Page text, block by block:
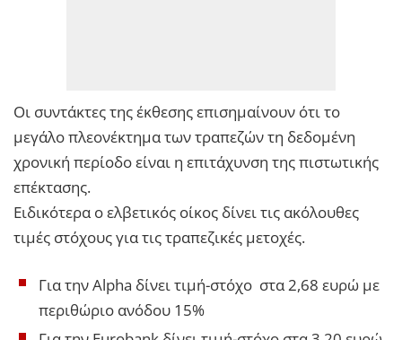
Οι συντάκτες της έκθεσης επισημαίνουν ότι το
μεγάλο πλεονέκτημα των τραπεζών τη δεδομένη
χρονική περίοδο είναι η επιτάχυνση της πιστωτικής
επέκτασης.
Ειδικότερα ο ελβετικός οίκος δίνει τις ακόλουθες
τιμές στόχους για τις τραπεζικές μετοχές.
Για την Alpha δίνει τιμή-στόχο στα 2,68 ευρώ με
περιθώριο ανόδου 15%